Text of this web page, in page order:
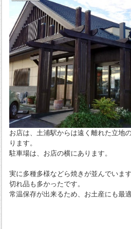
お店は、土浦駅からは遠く離れた立地
ります。
駐車場は、お店の横にあります。
実に多種多様などら焼きが並んでいま
切れ品も多かったです。
常温保存が出来るため、お土産にも最適